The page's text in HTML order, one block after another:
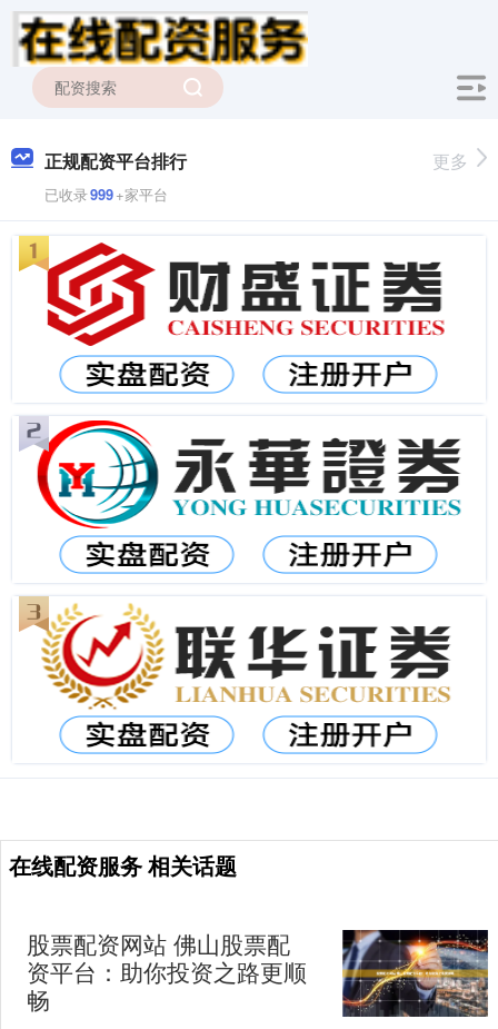
正规配资平台排行
已收录999+家平台
更多
在线配资服务 相关话题
股票配资网站 佛山股票配
资平台：助你投资之路更顺
畅